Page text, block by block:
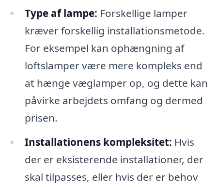
Type af lampe: Forskellige lamper
kræver forskellig installationsmetode.
For eksempel kan ophængning af
loftslamper være mere kompleks end
at hænge væglamper op, og dette kan
påvirke arbejdets omfang og dermed
prisen.
Installationens kompleksitet: Hvis
der er eksisterende installationer, der
skal tilpasses, eller hvis der er behov